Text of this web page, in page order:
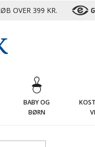
OVER 399 KR.
BABY OG
BØRN